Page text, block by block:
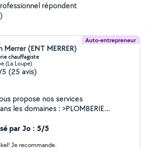
répondent
Auto-entrepreneur
Merrer (ENT MERRER)
chauffagiste
(La Loupe)
5 (25 avis)
propose nos services
: >PLOMBERIE
INSTALLATION 24h/24 7J/7
par Jo : 5/5
Je recommande.